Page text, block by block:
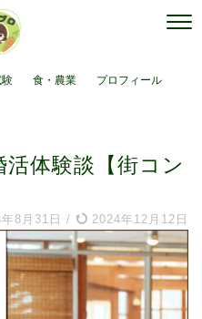
食・農業 プロフィール
体験談【街コン
8月31日 / 2024年12月12日